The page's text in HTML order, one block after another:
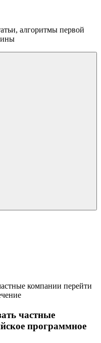
алгоритмы первой
частные
программное